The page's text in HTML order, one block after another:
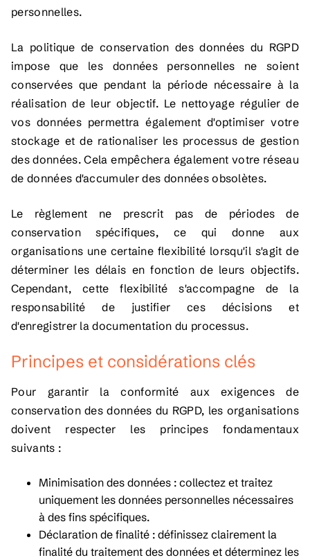
personnelles.
La politique de conservation des données du RGPD
impose que les données personnelles ne soient
conservées que pendant la période nécessaire à la
réalisation de leur objectif. Le nettoyage régulier de
vos données permettra également d'optimiser votre
stockage et de rationaliser les processus de gestion
des données. Cela empêchera également votre réseau
de données d'accumuler des données obsolètes.
Le règlement ne prescrit pas de périodes de
conservation spécifiques, ce qui donne aux
organisations une certaine flexibilité lorsqu'il s'agit de
déterminer les délais en fonction de leurs objectifs.
Cependant, cette flexibilité s'accompagne de la
responsabilité de justifier ces décisions et
d'enregistrer la documentation du processus.
Principes et considérations clés
Pour garantir la conformité aux exigences de
conservation des données du RGPD, les organisations
doivent respecter les principes fondamentaux
suivants :
Minimisation des données : collectez et traitez
uniquement les données personnelles nécessaires
à des fins spécifiques.
Déclaration de finalité : définissez clairement la
finalité du traitement des données et déterminez les